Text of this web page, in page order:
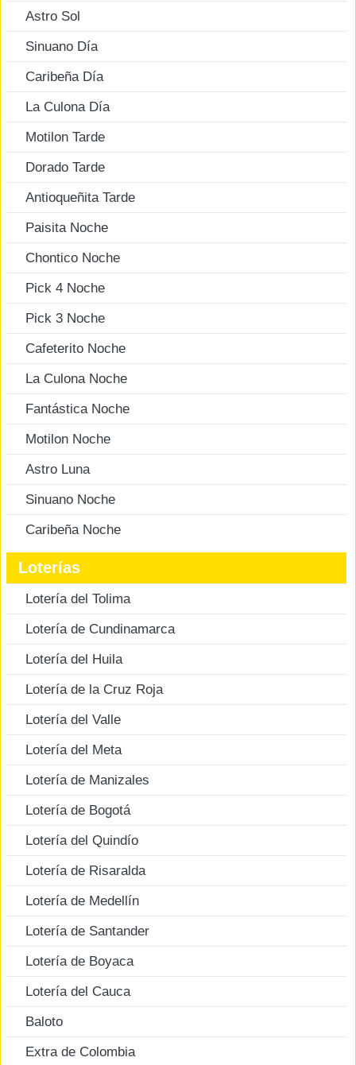
Astro Sol
Sinuano Día
Caribeña Día
La Culona Día
Motilon Tarde
Dorado Tarde
Antioqueñita Tarde
Paisita Noche
Chontico Noche
Pick 4 Noche
Pick 3 Noche
Cafeterito Noche
La Culona Noche
Fantástica Noche
Motilon Noche
Astro Luna
Sinuano Noche
Caribeña Noche
Loterías
Lotería del Tolima
Lotería de Cundinamarca
Lotería del Huila
Lotería de la Cruz Roja
Lotería del Valle
Lotería del Meta
Lotería de Manizales
Lotería de Bogotá
Lotería del Quindío
Lotería de Risaralda
Lotería de Medellín
Lotería de Santander
Lotería de Boyaca
Lotería del Cauca
Baloto
Extra de Colombia